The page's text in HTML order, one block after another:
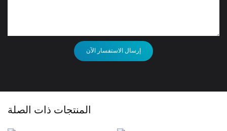
إرسال الاستفسار الآن
المنتجات ذات الصلة